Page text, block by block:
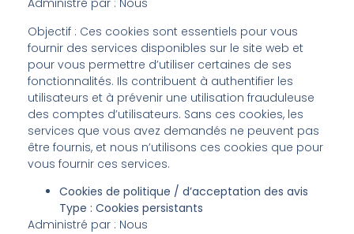
Administré par : Nous
Objectif : Ces cookies sont essentiels pour vous
fournir des services disponibles sur le site web et
pour vous permettre d’utiliser certaines de ses
fonctionnalités. Ils contribuent à authentifier les
utilisateurs et à prévenir une utilisation frauduleuse
des comptes d’utilisateurs. Sans ces cookies, les
services que vous avez demandés ne peuvent pas
être fournis, et nous n’utilisons ces cookies que pour
vous fournir ces services.
Cookies de politique / d’acceptation des avis
Type : Cookies persistants
Administré par : Nous